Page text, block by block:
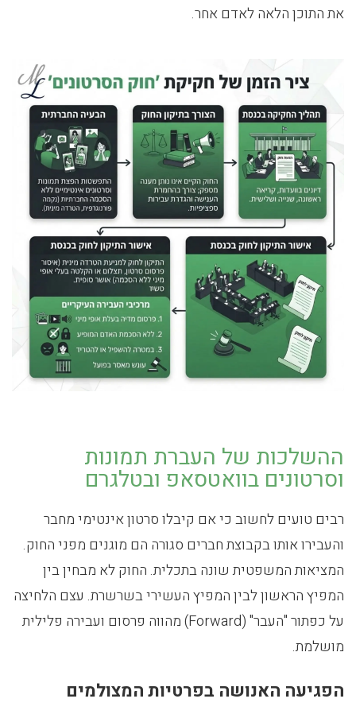
את התוכן הלאה לאדם אחר.
ההשלכות של העברת תמונות
וסרטונים בוואטסאפ ובטלגרם
רבים טועים לחשוב כי אם קיבלו סרטון אינטימי מחבר
והעבירו אותו בקבוצת חברים סגורה הם מוגנים מפני החוק.
המציאות המשפטית שונה בתכלית. החוק לא מבחין בין
המפיץ הראשון לבין המפיץ העשירי בשרשרת. עצם הלחיצה
על כפתור "העבר" (Forward) מהווה פרסום ועבירה פלילית
מושלמת.
הפגיעה האנושה בפרטיות המצולמים